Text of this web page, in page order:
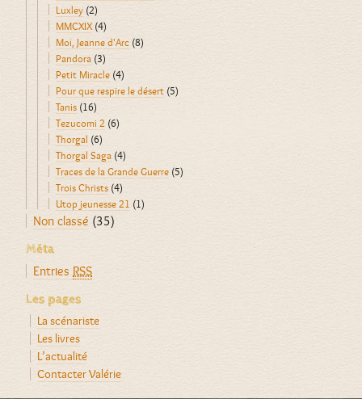
Luxley (2)
MMCXIX (4)
Moi, Jeanne d'Arc (8)
Pandora (3)
Petit Miracle (4)
Pour que respire le désert (5)
Tanis (16)
Tezucomi 2 (6)
Thorgal (6)
Thorgal Saga (4)
Traces de la Grande Guerre (5)
Trois Christs (4)
Utop jeunesse 21 (1)
Non classé (35)
Méta
Entries RSS
Les pages
La scénariste
Les livres
L’actualité
Contacter Valérie